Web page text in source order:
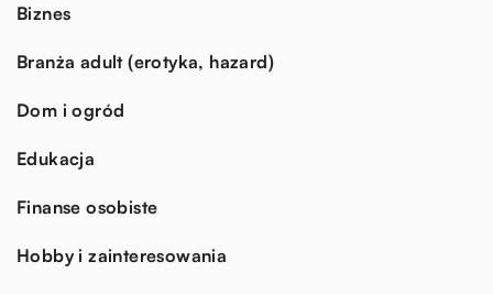
Biznes
Branża adult (erotyka, hazard)
Dom i ogród
Edukacja
Finanse osobiste
Hobby i zainteresowania